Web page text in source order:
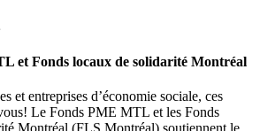
et Fonds locaux de solidarité Montréal
et entreprises d’économie sociale, ces
Le Fonds PME MTL et les Fonds
Montréal (FLS Montréal) soutiennent le